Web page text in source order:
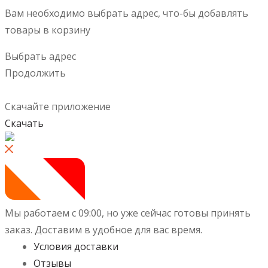
Вам необходимо выбрать адрес, что-бы добавлять
товары в корзину
Выбрать адрес
Продолжить
Скачайте приложение
Скачать
Мы работаем с 09:00, но уже сейчас готовы принять
заказ. Доставим в удобное для вас время.
Условия доставки
Отзывы